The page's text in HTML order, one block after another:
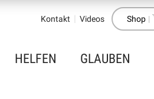
Kontakt Videos Shop |
HELFEN GLAUBEN